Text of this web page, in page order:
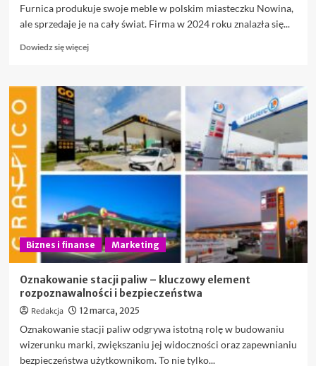
Furnica produkuje swoje meble w polskim miasteczku Nowina,
ale sprzedaje je na cały świat. Firma w 2024 roku znalazła się...
Dowiedz się więcejDowiedz
o
Temu
otwiera
drzwi
dla
mebli
produkowanych
w
Producent
znalazł
nowy
rynek
zbytu
Biznes i finanse Marketing
Oznakowanie stacji paliw – kluczowy element
rozpoznawalności i bezpieczeństwa
Redakcja 12 marca, 2025
Oznakowanie stacji paliw odgrywa istotną rolę w budowaniu
wizerunku marki, zwiększaniu jej widoczności oraz zapewnianiu
bezpieczeństwa użytkownikom. To nie tylko...